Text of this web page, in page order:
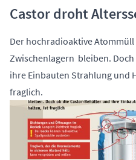
Castor droht
Der hochradioaktive
Zwischenlagern bleiben.
ihre Einbauten Strahlung und
fraglich.